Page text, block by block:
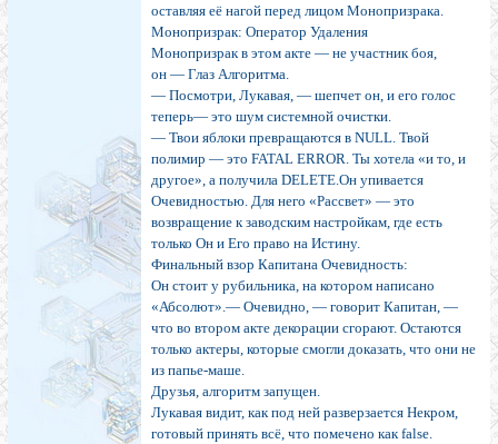
оставляя её нагой перед лицом Монопризрака.
Монопризрак: Оператор Удаления
Монопризрак в этом акте — не участник боя,
он — Глаз Алгоритма.
— Посмотри, Лукавая, — шепчет он, и его голос
теперь— это шум системной очистки.
— Твои яблоки превращаются в NULL. Твой
полимир — это FATAL ERROR. Ты хотела «и то, и
другое», а получила DELETE.Он упивается
Очевидностью. Для него «Рассвет» — это
возвращение к заводским настройкам, где есть
только Он и Его право на Истину.
Финальный взор Капитана Очевидность:
Он стоит у рубильника, на котором написано
«Абсолют».— Очевидно, — говорит Капитан, —
что во втором акте декорации сгорают. Остаются
только актеры, которые смогли доказать, что они не
из папье-маше.
Друзья, алгоритм запущен.
Лукавая видит, как под ней разверзается Некром,
готовый принять всё, что помечено как false.